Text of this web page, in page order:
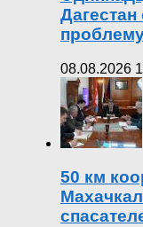
08.08.2026
50 км